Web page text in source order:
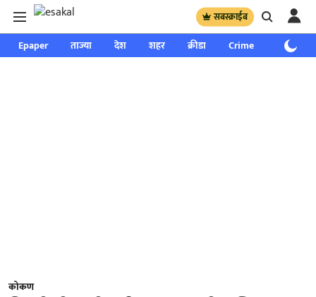
सबस्क्राईब
Epaper ताज्या देश शहर क्रीडा Crime साप्ताहिक
कोकण